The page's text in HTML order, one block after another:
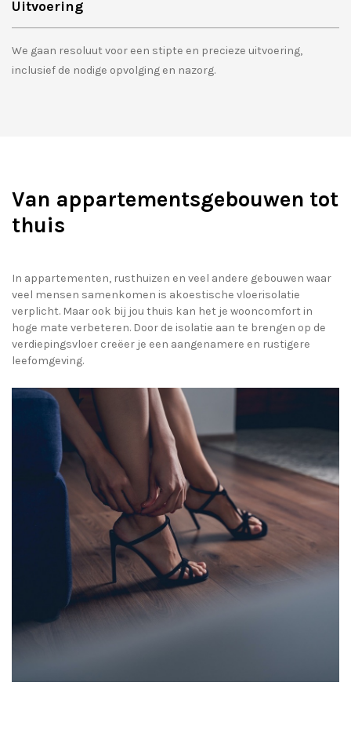
Uitvoering
We gaan resoluut voor een stipte en precieze uitvoering,
inclusief de nodige opvolging en nazorg.
Van appartementsgebouwen tot
thuis
In appartementen, rusthuizen en veel andere gebouwen waar
veel mensen samenkomen is akoestische vloerisolatie
verplicht. Maar ook bij jou thuis kan het je wooncomfort in
hoge mate verbeteren. Door de isolatie aan te brengen op de
verdiepingsvloer creëer je een aangenamere en rustigere
leefomgeving.